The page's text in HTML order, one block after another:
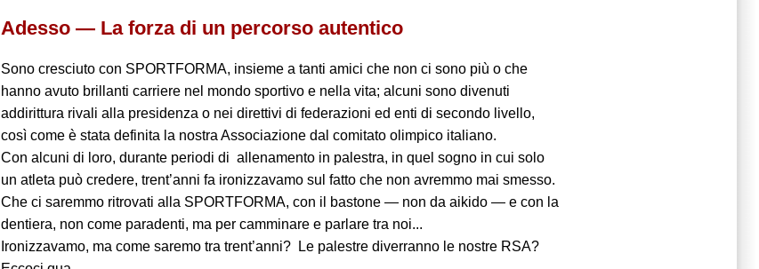
Adesso — La forza di un percorso autentico
Sono cresciuto con SPORTFORMA, insieme a tanti amici che non ci sono più o che
hanno avuto brillanti carriere nel mondo sportivo e nella vita; alcuni sono divenuti
addirittura rivali alla presidenza o nei direttivi di federazioni ed enti di secondo livello,
così come è stata definita la nostra Associazione dal comitato olimpico italiano.
Con alcuni di loro, durante periodi di allenamento in palestra, in quel sogno in cui solo
un atleta può credere, trent’anni fa ironizzavamo sul fatto che non avremmo mai smesso.
Che ci saremmo ritrovati alla SPORTFORMA, con il bastone — non da aikido — e con la
dentiera, non come paradenti, ma per camminare e parlare tra noi...
Ironizzavamo, ma come saremo tra trent’anni? Le palestre diverranno le nostre RSA?